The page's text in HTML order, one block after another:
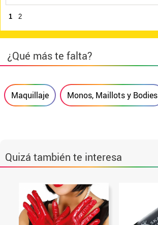
1 2
¿Qué más te falta?
Maquillaje Monos, Maillots y Bodies
Quizá también te interesa